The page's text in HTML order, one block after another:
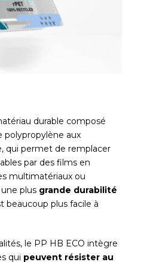
durable composé
polypropylène aux
qui permet de remplacer
par des films en
multimatériaux ou
plus grande durabilité
beaucoup plus facile à
le PP HB ECO intègre
qui peuvent résister au